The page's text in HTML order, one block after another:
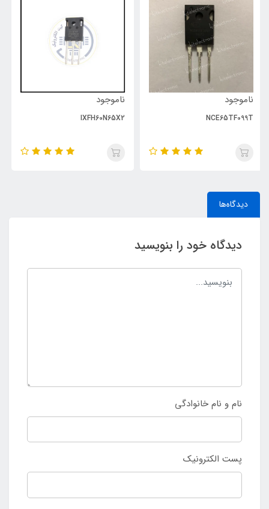
ناموجود
IXFH60N65X2
ناموجود
UP1529Q
دیدگاه‌ها
دیدگاه خود را بنویسید
نام و نام خانوادگی
پست الکترونیک